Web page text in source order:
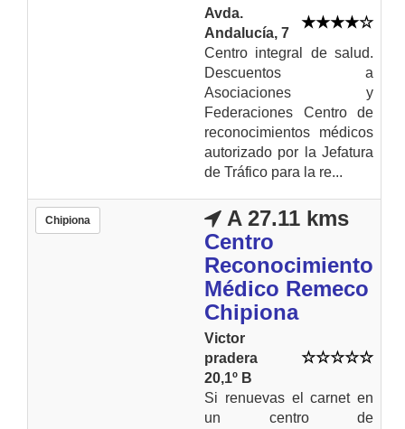
Avda.
Andalucía, 7
Centro integral de salud.
Descuentos a
Asociaciones y
Federaciones Centro de
reconocimientos médicos
autorizado por la Jefatura
de Tráfico para la re...
Chipiona
A 27.11 kms
Centro
Reconocimiento
Médico Remeco
Chipiona
Victor
pradera
20,1º B
Si renuevas el carnet en
un centro de